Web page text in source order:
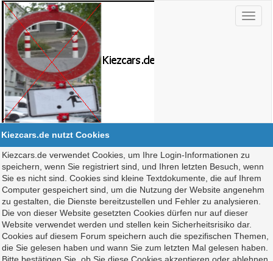
Kiezcars.de nutzt Cookies
Kiezcars.de verwendet Cookies, um Ihre Login-Informationen zu
speichern, wenn Sie registriert sind, und Ihren letzten Besuch, wenn
Sie es nicht sind. Cookies sind kleine Textdokumente, die auf Ihrem
Computer gespeichert sind, um die Nutzung der Website angenehm
zu gestalten, die Dienste bereitzustellen und Fehler zu analysieren.
Die von dieser Website gesetzten Cookies dürfen nur auf dieser
Website verwendet werden und stellen kein Sicherheitsrisiko dar.
Cookies auf diesem Forum speichern auch die spezifischen Themen,
die Sie gelesen haben und wann Sie zum letzten Mal gelesen haben.